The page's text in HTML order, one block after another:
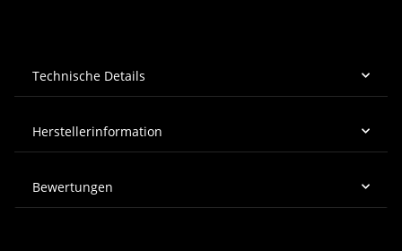
Technische Details
Herstellerinformation
Bewertungen